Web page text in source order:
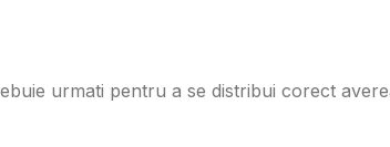
urmati pentru a se distribui corect